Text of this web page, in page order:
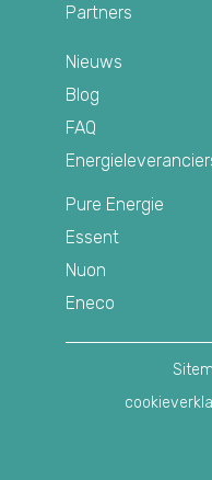
Partners
Nieuws
Blog
FAQ
Pure Energie
Essent
Nuon
Eneco